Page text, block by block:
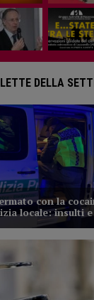
LETTE DELLA